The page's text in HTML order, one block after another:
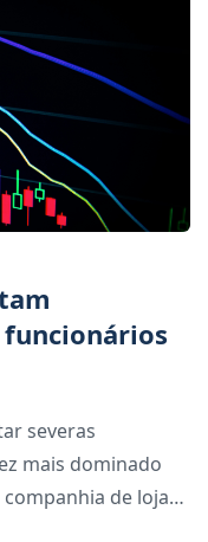
severas
mais dominado
de lojas